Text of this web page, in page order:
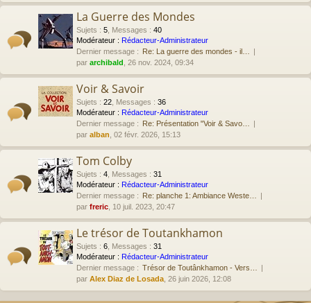
La Guerre des Mondes
Sujets : 5 Messages : 40
Modérateur : Rédacteur-Administrateur
Dernier message : Re: La guerre des mondes - il…
par archibald , 26 nov. 2024, 09:34
Voir & Savoir
Sujets : 22 Messages : 36
Modérateur : Rédacteur-Administrateur
Dernier message : Re: Présentation "Voir & Savo…
par alban , 02 févr. 2026, 15:13
Tom Colby
Sujets : 4 Messages : 31
Modérateur : Rédacteur-Administrateur
Dernier message : Re: planche 1: Ambiance Weste…
par freric , 10 juil. 2023, 20:47
Le trésor de Toutankhamon
Sujets : 6 Messages : 31
Modérateur : Rédacteur-Administrateur
Dernier message : Trésor de Toutânkhamon - Vers…
par Alex Diaz de Losada , 26 juin 2026, 12:08